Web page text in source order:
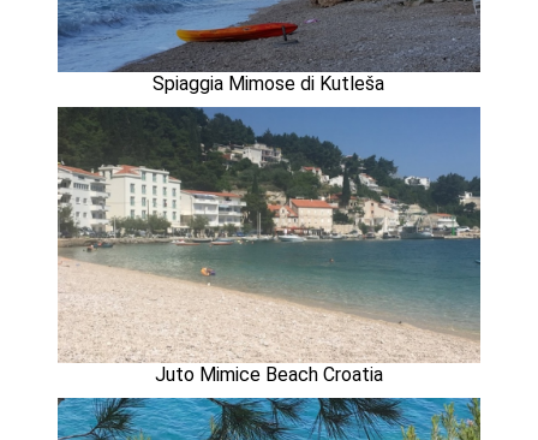
Spiaggia Mimose di Kutleša
Juto Mimice Beach Croatia